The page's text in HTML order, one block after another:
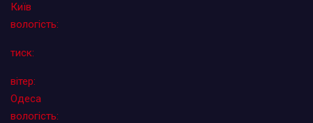
Київ
вологість:
тиск:
вітер:
Одеса
вологість: